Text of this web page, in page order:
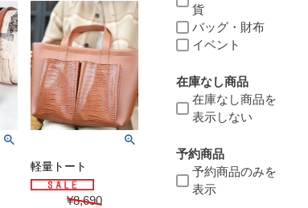
軽量トート
¥8,690
貨
バッグ・財布
イベント
在庫なし商品
在庫なし商品を
表示しない
予約商品
予約商品のみを
表示